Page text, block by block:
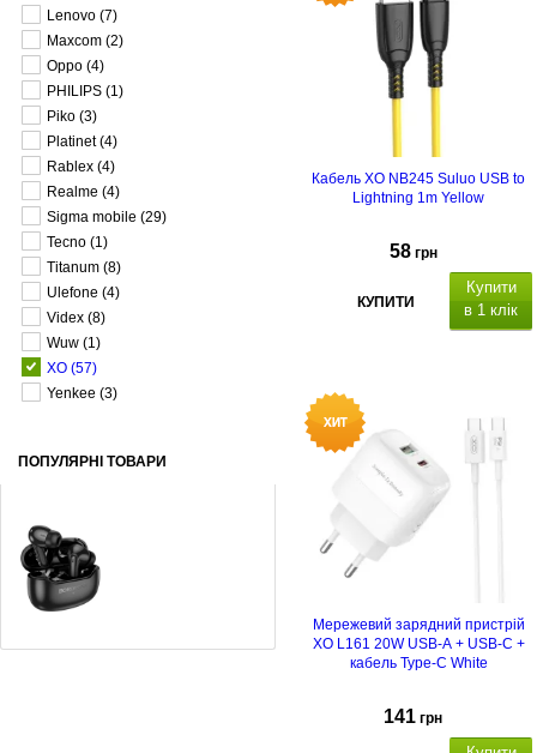
Lenovo (7)
Maxcom (2)
Oppo (4)
PHILIPS (1)
Piko (3)
Platinet (4)
Rablex (4)
Realme (4)
Sigma mobile (29)
Tecno (1)
Titanum (8)
Ulefone (4)
Videx (8)
Wuw (1)
XO (57)
Yenkee (3)
ПОПУЛЯРНІ ТОВАРИ
Кабель XO NB245 Suluo USB to
Lightning 1m Yellow
58 грн
КУПИТИ
Купити
в 1 клік
Мережевий зарядний пристрій
XO L161 20W USB-A + USB-C +
кабель Type-C White
141 грн